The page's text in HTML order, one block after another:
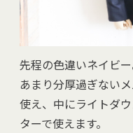
先程の色違いネイビー
あまり分厚過ぎない
使え、中にライトダ
ターで使えます。